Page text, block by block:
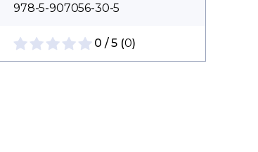
978-5-907056-30-5
0 / 5 (0)